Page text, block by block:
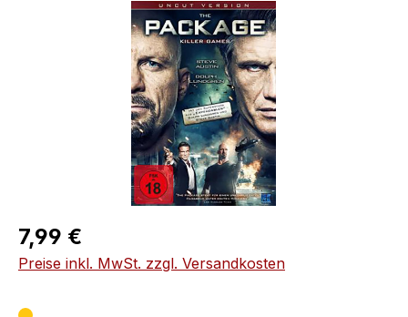
Bildergalerie überspringen
Regulärer Preis:
7,99 €
Preise inkl. MwSt. zzgl. Versandkosten